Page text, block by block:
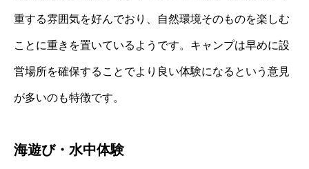
重する雰囲気を好んでおり、自然環境そのものを楽しむ
ことに重きを置いているようです。キャンプは早めに設
営場所を確保することでより良い体験になるという意見
が多いのも特徴です。
海遊び・水中体験